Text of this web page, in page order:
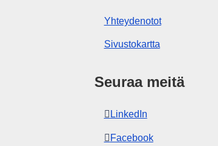
Yhteydenotot
Sivustokartta
Seuraa meitä
LinkedIn
Facebook